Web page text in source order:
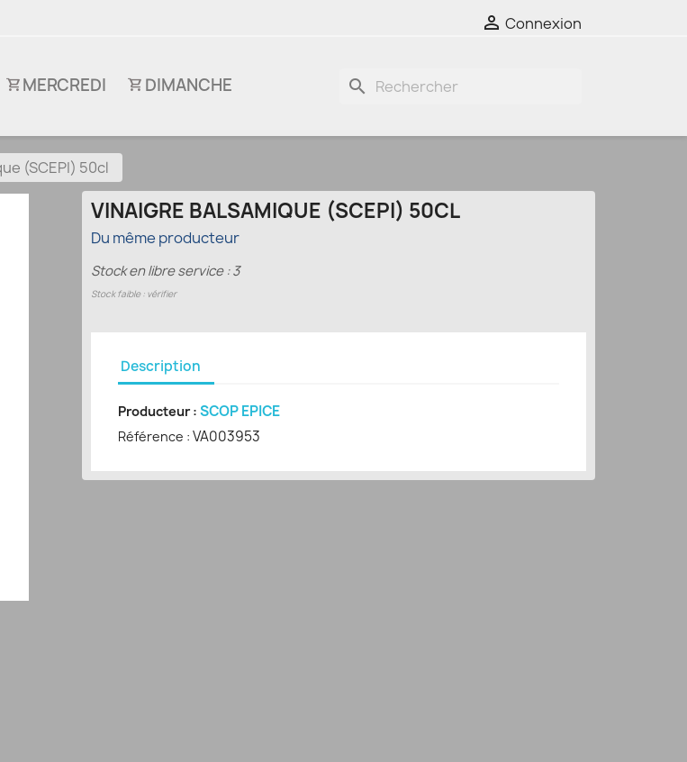
 Connexion
MERCREDI DIMANCHE search
(SCEPI) 50cl
VINAIGRE BALSAMIQUE (SCEPI) 50CL
Du même producteur
Stock en libre service : 3
Stock faible : vérifier
Description
Producteur : SCOP EPICE
Référence : VA003953